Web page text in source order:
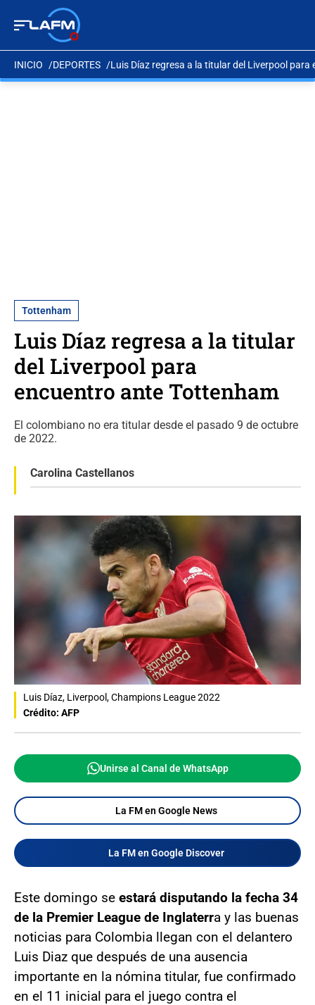
INICIO DEPORTES Luis Díaz regresa a la titular del Liverpool
Tottenham
Luis Díaz regresa a la titular
del Liverpool para
encuentro ante Tottenham
El colombiano no era titular desde el pasado 9 de octubre
de 2022.
Carolina Castellanos
Luis Díaz, Liverpool, Champions League 2022
Crédito: AFP
Unirse al Canal de WhatsApp
La FM en Google News
La FM en Google Discover
Este domingo se estará disputando la fecha 34
de la Premier League de Inglaterra y las buenas
noticias para Colombia llegan con el delantero
Luis Diaz que después de una ausencia
importante en la nómina titular, fue confirmado
en el 11 inicial para el juego contra el